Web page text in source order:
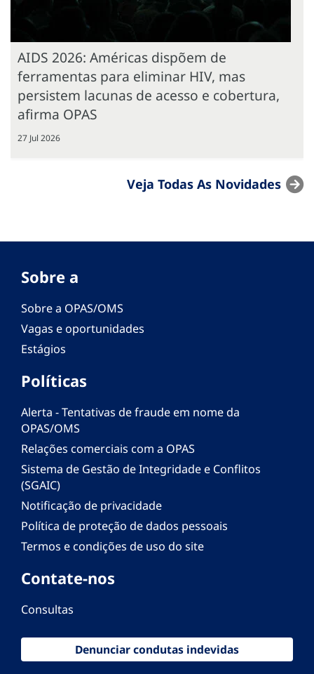
AIDS 2026: Américas dispõem de
ferramentas para eliminar HIV, mas
persistem lacunas de acesso e cobertura,
afirma OPAS
27 Jul 2026
Veja Todas As Novidades
Sobre a
Sobre a OPAS/OMS
Vagas e oportunidades
Estágios
Políticas
Alerta - Tentativas de fraude em nome da
OPAS/OMS
Relações comerciais com a OPAS
Sistema de Gestão de Integridade e Conflitos
(SGAIC)
Notificação de privacidade
Política de proteção de dados pessoais
Termos e condições de uso do site
Contate-nos
Consultas
Denunciar condutas indevidas